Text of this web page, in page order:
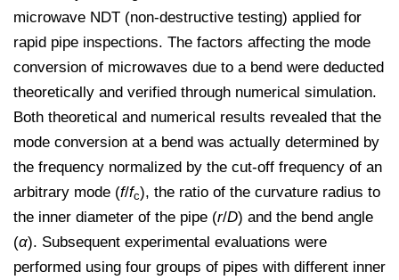
microwave NDT (non-destructive testing) applied for
rapid pipe inspections. The factors affecting the mode
conversion of microwaves due to a bend were deducted
theoretically and verified through numerical simulation.
Both theoretical and numerical results revealed that the
mode conversion at a bend was actually determined by
the frequency normalized by the cut-off frequency of an
arbitrary mode (f/fc), the ratio of the curvature radius to
the inner diameter of the pipe (r/D) and the bend angle
(α). Subsequent experimental evaluations were
performed using four groups of pipes with different inner